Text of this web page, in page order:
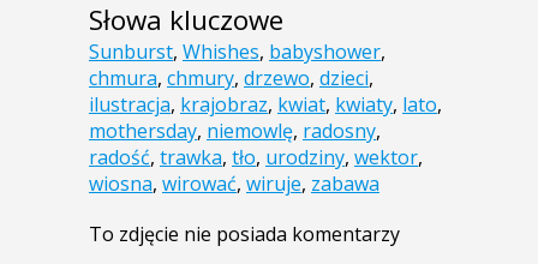
Słowa kluczowe
Sunburst, Whishes, babyshower,
chmura, chmury, drzewo, dzieci,
ilustracja, krajobraz, kwiat, kwiaty, lato,
mothersday, niemowlę, radosny,
radość, trawka, tło, urodziny, wektor,
wiosna, wirować, wiruje, zabawa
To zdjęcie nie posiada komentarzy